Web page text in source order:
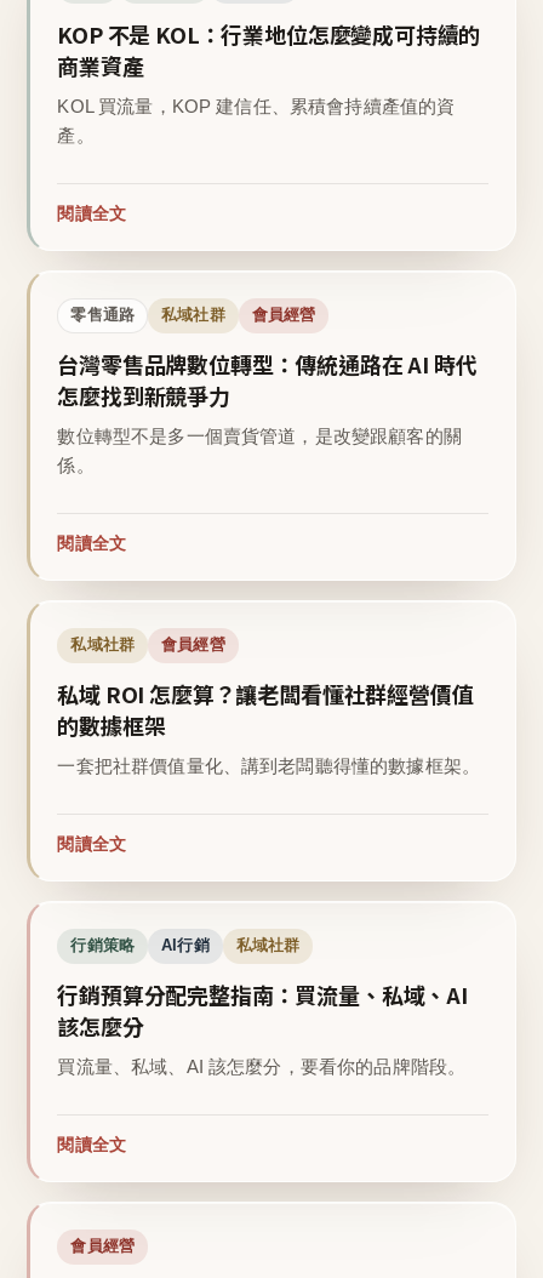
KOP 不是 KOL：行業地位怎麼變成可持續的
商業資產
KOL 買流量，KOP 建信任、累積會持續產值的資
產。
閱讀全文
零售通路 私域社群 會員經營
台灣零售品牌數位轉型：傳統通路在 AI 時代
怎麼找到新競爭力
數位轉型不是多一個賣貨管道，是改變跟顧客的關
係。
閱讀全文
私域社群 會員經營
私域 ROI 怎麼算？讓老闆看懂社群經營價值
的數據框架
一套把社群價值量化、講到老闆聽得懂的數據框架。
閱讀全文
行銷策略 AI行銷 私域社群
行銷預算分配完整指南：買流量、私域、AI
該怎麼分
買流量、私域、AI 該怎麼分，要看你的品牌階段。
閱讀全文
會員經營